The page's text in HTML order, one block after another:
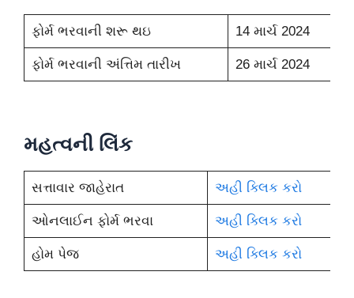
ફોર્મ ભરવાની શરૂ થઇ 14 માર્ચ 2024
ફોર્મ ભરવાની અંત્તિમ તારીખ 26 માર્ચ 2024
મહત્વની લિંક
સત્તાવાર જાહેરાત અહી ક્લિક કરો
ઓનલાઈન ફોર્મ ભરવા અહી ક્લિક કરો
હોમ પેજ અહી ક્લિક કરો